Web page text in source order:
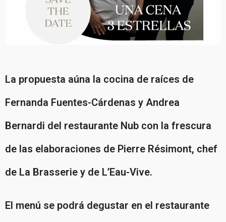
La propuesta aúna la cocina de raíces de
Fernanda Fuentes-Cárdenas y Andrea
Bernardi del restaurante Nub con la frescura
de las elaboraciones de Pierre Résimont, chef
de La Brasserie y de L’Eau-Vive.
El menú se podrá degustar en el restaurante